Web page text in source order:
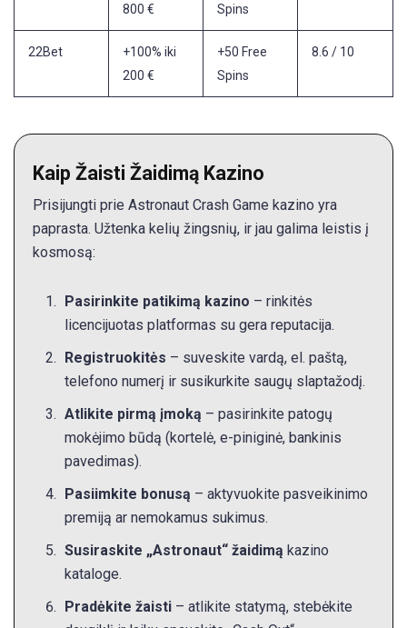
800 €
Spins
22Bet
+100% iki
200 €
+50 Free
Spins
8.6 / 10
Kaip Žaisti Žaidimą Kazino
Prisijungti prie Astronaut Crash Game kazino yra
paprasta. Užtenka kelių žingsnių, ir jau galima leistis į
kosmosą:
Pasirinkite patikimą kazino – rinkitės
licencijuotas platformas su gera reputacija.
Registruokitės – suveskite vardą, el. paštą,
telefono numerį ir susikurkite saugų slaptažodį.
Atlikite pirmą įmoką – pasirinkite patogų
mokėjimo būdą (kortelė, e-piniginė, bankinis
pavedimas).
Pasiimkite bonusą – aktyvuokite pasveikinimo
premiją ar nemokamus sukimus.
Susiraskite „Astronaut“ žaidimą kazino
kataloge.
Pradėkite žaisti – atlikite statymą, stebėkite